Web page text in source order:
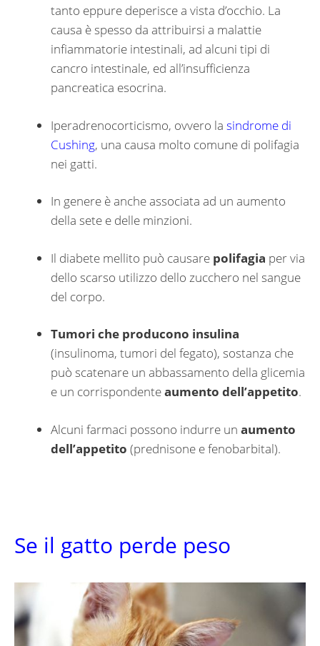
tanto eppure deperisce a vista d’occhio. La
causa è spesso da attribuirsi a malattie
infiammatorie intestinali, ad alcuni tipi di
cancro intestinale, ed all’insufficienza
pancreatica esocrina.
Iperadrenocorticismo, ovvero la sindrome di
Cushing, una causa molto comune di polifagia
nei gatti.
In genere è anche associata ad un aumento
della sete e delle minzioni.
Il diabete mellito può causare polifagia per via
dello scarso utilizzo dello zucchero nel sangue
del corpo.
Tumori che producono insulina
(insulinoma, tumori del fegato), sostanza che
può scatenare un abbassamento della glicemia
e un corrispondenteaumento dell’appetito.
Alcuni farmaci possono indurre un aumento
dell’appetito (prednisone e fenobarbital).
Se il gatto perde peso